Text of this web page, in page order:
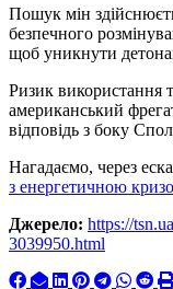
Пошук мін
безпечного
щоб уникнути
Ризик використання
американський
відповідь з боку
Нагадаємо, через
з енергетичною
Джерело: https://
3039950.html